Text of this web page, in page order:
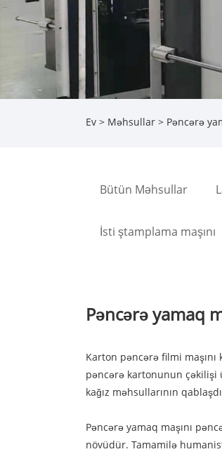
Ev > Məhsullar > Pəncərə
Bütün Məhsullar
İsti ştamplama maşını
Pəncərə yamaq
Karton pəncərə filmi maşını
pəncərə kartonunun çəkilişi
kağız məhsullarının
Pəncərə yamaq maşını
növüdür. Tamamilə